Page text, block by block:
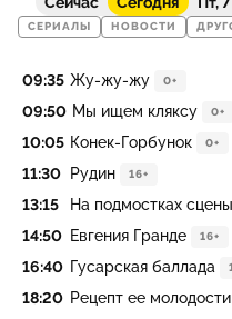
СЕРИАЛЫ НОВОСТИ
09:35 Жу-жу-жу 0+
09:50 Мы ищем кляксу 0+
10:05 Конек-Горбунок 0+
11:30 Рудин 16+
13:15 На подмостках сцены
14:50 Евгения Гранде 16+
16:40 Гусарская баллада
18:20 Рецепт ее молодости